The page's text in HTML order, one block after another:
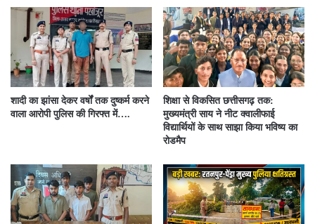
शादी का झांसा देकर वर्षों तक दुष्कर्म करने
वाला आरोपी पुलिस की गिरफ्त में….
शिक्षा से विकसित छत्तीसगढ़ तक:
मुख्यमंत्री साय ने नीट क्वालीफाई
विद्यार्थियों के साथ साझा किया भविष्य का
रोडमैप